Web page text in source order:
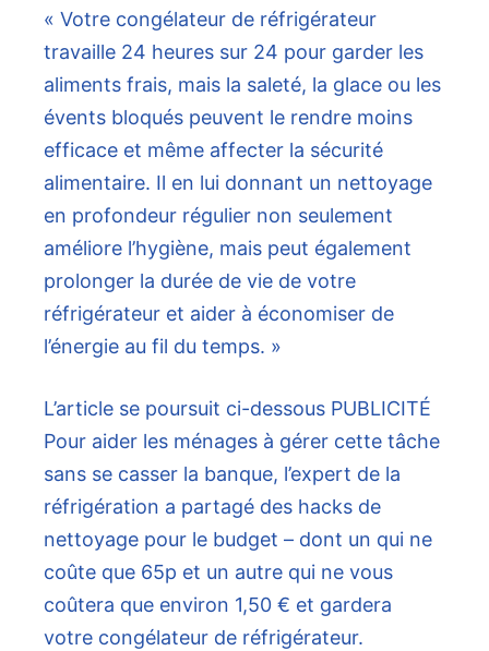
« Votre congélateur de réfrigérateur
travaille 24 heures sur 24 pour garder les
aliments frais, mais la saleté, la glace ou les
évents bloqués peuvent le rendre moins
efficace et même affecter la sécurité
alimentaire. Il en lui donnant un nettoyage
en profondeur régulier non seulement
améliore l’hygiène, mais peut également
prolonger la durée de vie de votre
réfrigérateur et aider à économiser de
l’énergie au fil du temps. »
L’article se poursuit ci-dessous PUBLICITÉ
Pour aider les ménages à gérer cette tâche
sans se casser la banque, l’expert de la
réfrigération a partagé des hacks de
nettoyage pour le budget – dont un qui ne
coûte que 65p et un autre qui ne vous
coûtera que environ 1,50 € et gardera
votre congélateur de réfrigérateur.